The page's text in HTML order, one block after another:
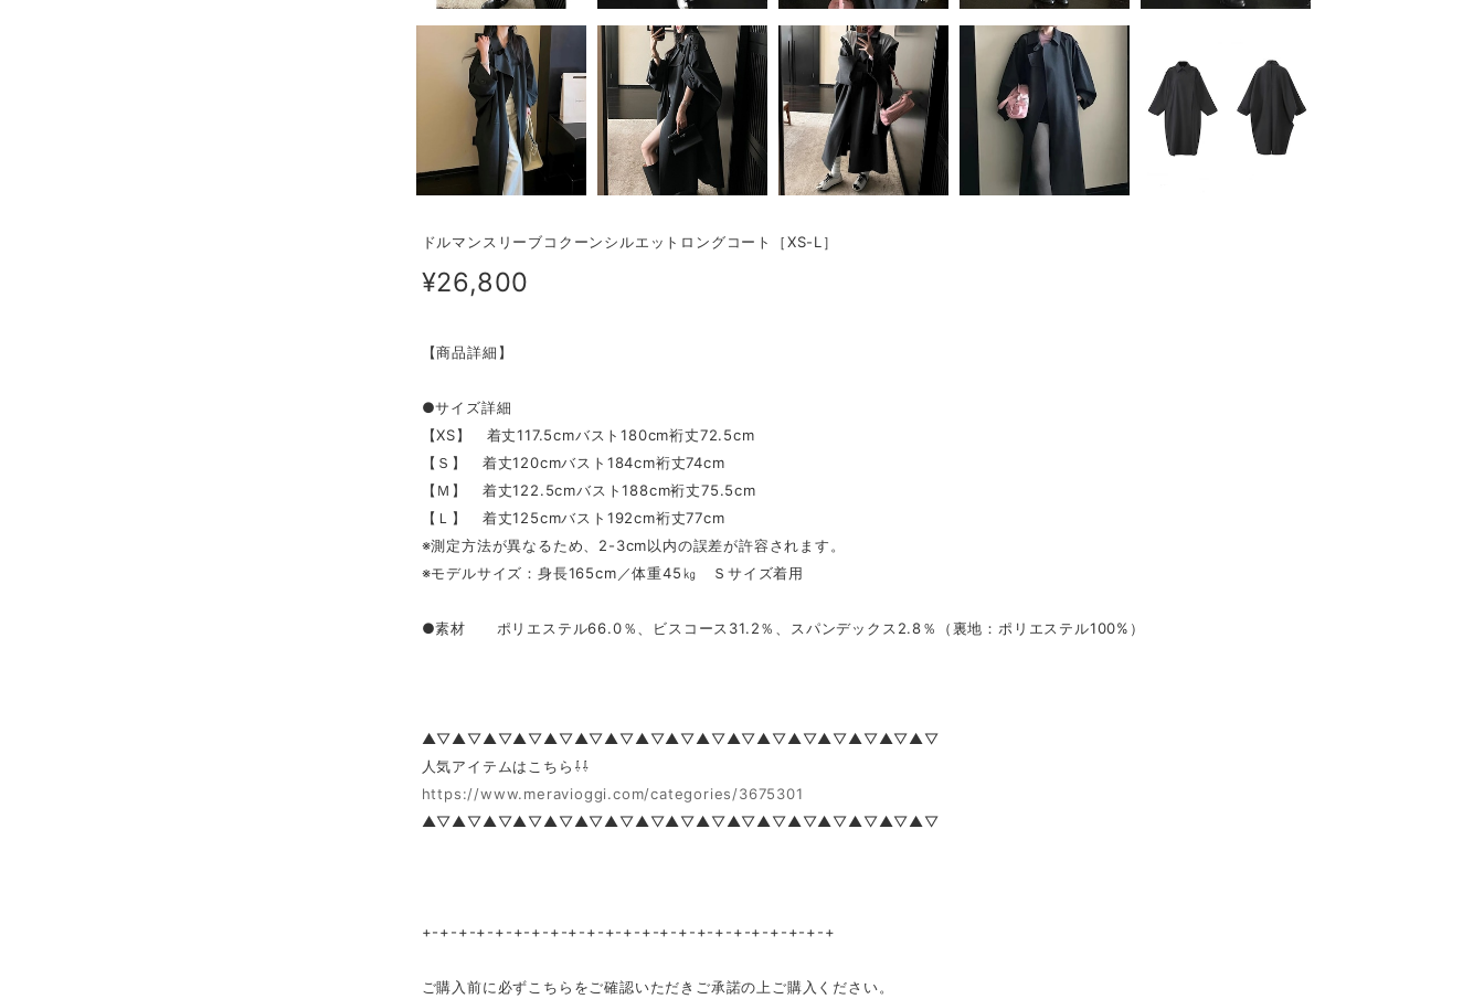
ドルマンスリーブコクーンシルエットロングコート［XS-L］
¥26,800
【商品詳細】
●サイズ詳細
【XS】 着丈117.5cmバスト180cm裄丈72.5cm
【Ｓ】 着丈120cmバスト184cm裄丈74cm
【Ｍ】 着丈122.5cmバスト188cm裄丈75.5cm
【Ｌ】 着丈125cmバスト192cm裄丈77cm
※測定方法が異なるため、2-3cm以内の誤差が許容されます。
※モデルサイズ：身長165cm／体重45㎏ Ｓサイズ着用
●素材 ポリエステル66.0％、ビスコース31.2％、スパンデックス2.8％（裏地：ポリエステル100%）
▲▽▲▽▲▽▲▽▲▽▲▽▲▽▲▽▲▽▲▽▲▽▲▽▲▽▲▽▲▽▲▽▲▽
人気アイテムはこちら⇩⇩
https://www.meravioggi.com/categories/3675301
▲▽▲▽▲▽▲▽▲▽▲▽▲▽▲▽▲▽▲▽▲▽▲▽▲▽▲▽▲▽▲▽▲▽
+-+-+-+-+-+-+-+-+-+-+-+-+-+-+-+-+-+-+-+-+-+-+
ご購入前に必ずこちらをご確認いただきご承諾の上ご購入ください。